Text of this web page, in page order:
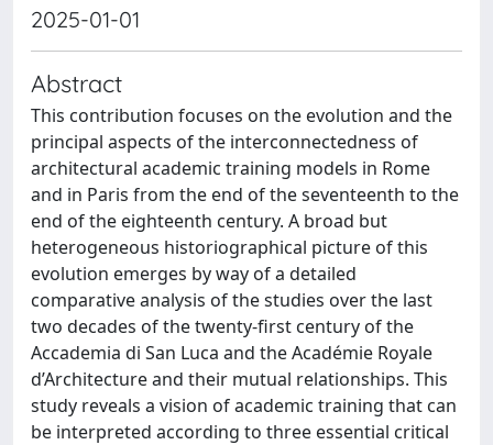
2025-01-01
Abstract
This contribution focuses on the evolution and the
principal aspects of the interconnectedness of
architectural academic training models in Rome
and in Paris from the end of the seventeenth to the
end of the eighteenth century. A broad but
heterogeneous historiographical picture of this
evolution emerges by way of a detailed
comparative analysis of the studies over the last
two decades of the twenty-first century of the
Accademia di San Luca and the Académie Royale
d’Architecture and their mutual relationships. This
study reveals a vision of academic training that can
be interpreted according to three essential critical